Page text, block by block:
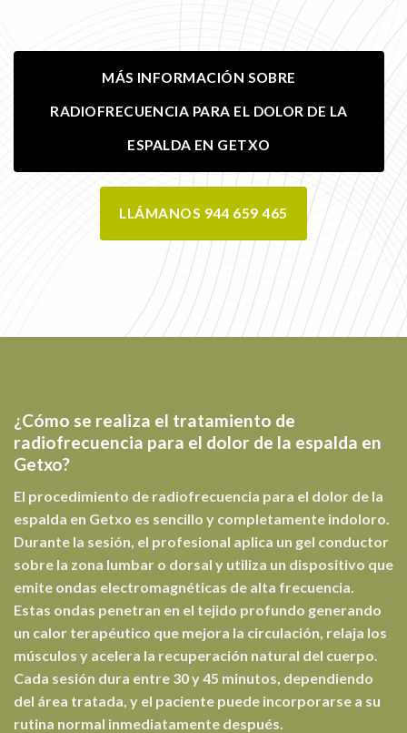
MÁS INFORMACIÓN SOBRE
RADIOFRECUENCIA PARA EL DOLOR DE LA
ESPALDA EN GETXO
LLÁMANOS 944 659 465
¿Cómo se realiza el tratamiento de
radiofrecuencia para el dolor de la espalda en
Getxo?
El procedimiento de radiofrecuencia para el dolor de la
espalda en Getxo es sencillo y completamente indoloro.
Durante la sesión, el profesional aplica un gel conductor
sobre la zona lumbar o dorsal y utiliza un dispositivo que
emite ondas electromagnéticas de alta frecuencia.
Estas ondas penetran en el tejido profundo generando
un calor terapéutico que mejora la circulación, relaja los
músculos y acelera la recuperación natural del cuerpo.
Cada sesión dura entre 30 y 45 minutos, dependiendo
del área tratada, y el paciente puede incorporarse a su
rutina normal inmediatamente después.